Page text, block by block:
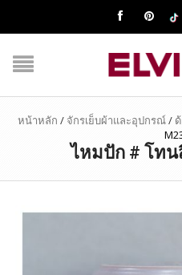
หน้าหลัก /จักรเย็บผ้าและอุปกรณ์/
ไหมปัก # โทน